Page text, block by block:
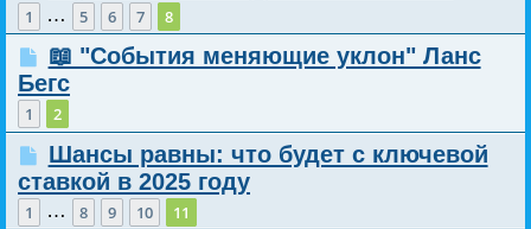
1 … 5 6 7 8
📖 "События меняющие уклон" Ланс
Бегс
1 2
Шансы равны: что будет с ключевой
ставкой в 2025 году
1 … 8 9 10 11